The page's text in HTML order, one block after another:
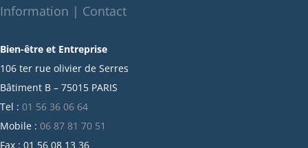
octobre 2021
juillet 2021
juin 2021
mai 2021
avril 2021
mars 2021
Information | Contact
Bien-être et Entreprise
106 ter rue olivier de Serres
Bâtiment B – 75015 PARIS
Tel : 01 56 36 06 64
Mobile : 06 87 81 70 51
Fax : 01 56 08 13 36